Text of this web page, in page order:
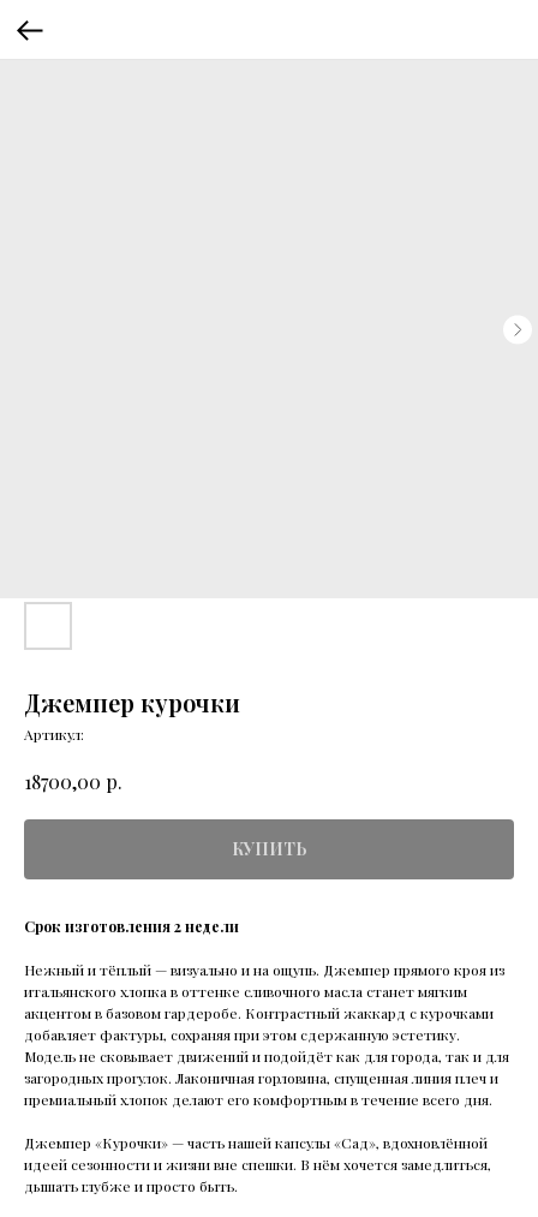
Джемпер курочки
Артикул:
18700,00 р.
КУПИТЬ
Срок изготовления 2 недели
Нежный и тёплый — визуально и на ощупь. Джемпер прямого кроя из
итальянского хлопка в оттенке сливочного масла станет мягким
акцентом в базовом гардеробе. Контрастный жаккард с курочками
добавляет фактуры, сохраняя при этом сдержанную эстетику.
Модель не сковывает движений и подойдёт как для города, так и для
загородных прогулок. Лаконичная горловина, спущенная линия плеч и
премиальный хлопок делают его комфортным в течение всего дня.
Джемпер «Курочки» — часть нашей капсулы «Сад», вдохновлённой
идеей сезонности и жизни вне спешки. В нём хочется замедлиться,
дышать глубже и просто быть.